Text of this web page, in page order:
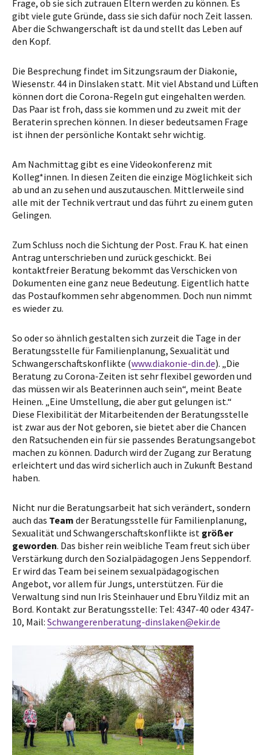
Frage, ob sie sich zutrauen Eltern werden zu können. Es
gibt viele gute Gründe, dass sie sich dafür noch Zeit lassen.
Aber die Schwangerschaft ist da und stellt das Leben auf
den Kopf.
Die Besprechung findet im Sitzungsraum der Diakonie,
Wiesenstr. 44 in Dinslaken statt. Mit viel Abstand und Lüften
können dort die Corona-Regeln gut eingehalten werden.
Das Paar ist froh, dass sie kommen und zu zweit mit der
Beraterin sprechen können. In dieser bedeutsamen Frage
ist ihnen der persönliche Kontakt sehr wichtig.
Am Nachmittag gibt es eine Videokonferenz mit
Kolleg*innen. In diesen Zeiten die einzige Möglichkeit sich
ab und an zu sehen und auszutauschen. Mittlerweile sind
alle mit der Technik vertraut und das führt zu einem guten
Gelingen.
Zum Schluss noch die Sichtung der Post. Frau K. hat einen
Antrag unterschrieben und zurück geschickt. Bei
kontaktfreier Beratung bekommt das Verschicken von
Dokumenten eine ganz neue Bedeutung. Eigentlich hatte
das Postaufkommen sehr abgenommen. Doch nun nimmt
es wieder zu.
So oder so ähnlich gestalten sich zurzeit die Tage in der
Beratungsstelle für Familienplanung, Sexualität und
Schwangerschaftskonflikte (www.diakonie-din.de). „Die
Beratung zu Corona-Zeiten ist sehr flexibel geworden und
das müssen wir als Beaterinnen auch sein“, meint Beate
Heinen. „Eine Umstellung, die aber gut gelungen ist.“
Diese Flexibilität der Mitarbeitenden der Beratungsstelle
ist zwar aus der Not geboren, sie bietet aber die Chancen
den Ratsuchenden ein für sie passendes Beratungsangebot
machen zu können. Dadurch wird der Zugang zur Beratung
erleichtert und das wird sicherlich auch in Zukunft Bestand
haben.
Nicht nur die Beratungsarbeit hat sich verändert, sondern
auch das Team der Beratungsstelle für Familienplanung,
Sexualität und Schwangerschaftskonflikte ist größer
geworden. Das bisher rein weibliche Team freut sich über
Verstärkung durch den Sozialpädagogen Jens Seppendorf.
Er wird das Team bei seinem sexualpädagogischen
Angebot, vor allem für Jungs, unterstützen. Für die
Verwaltung sind nun Iris Steinhauer und Ebru Yildiz mit an
Bord. Kontakt zur Beratungsstelle: Tel: 4347-40 oder 4347-
10, Mail: Schwangerenberatung-dinslaken@ekir.de